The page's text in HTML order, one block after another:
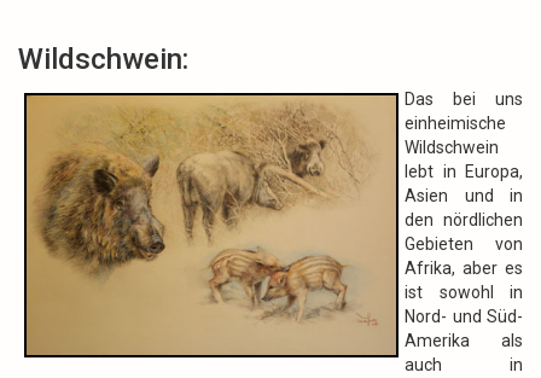
Wildschwein:
Das bei uns
einheimische
Wildschwein
lebt in Europa,
Asien und in
den nördlichen
Gebieten von
Afrika, aber es
ist sowohl in
Nord- und Süd-
Amerika als
auch in